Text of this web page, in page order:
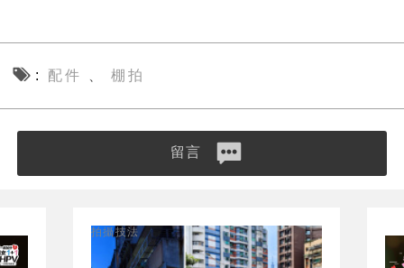
配件 、棚拍
留言
拍攝技法